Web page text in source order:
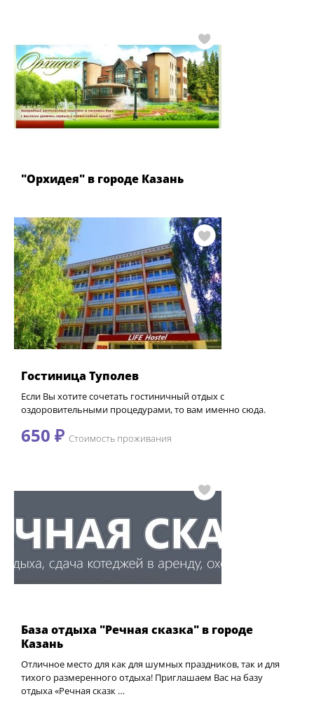
"Орхидея" в городе Казань
Гостиница Туполев
Если Вы хотите сочетать гостиничный отдых с
оздоровительными процедурами, то вам именно сюда.
650 ₽ Стоимость проживания
База отдыха "Речная сказка" в городе
Казань
Отличное место для как для шумных праздников, так и для
тихого размеренного отдыха! Приглашаем Вас на базу
отдыха «Речная сказк …